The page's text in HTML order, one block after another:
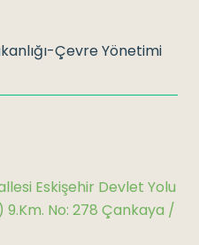
Çevre Yönetimi
Eskişehir Devlet Yolu
9.Km. No: 278 Çankaya /